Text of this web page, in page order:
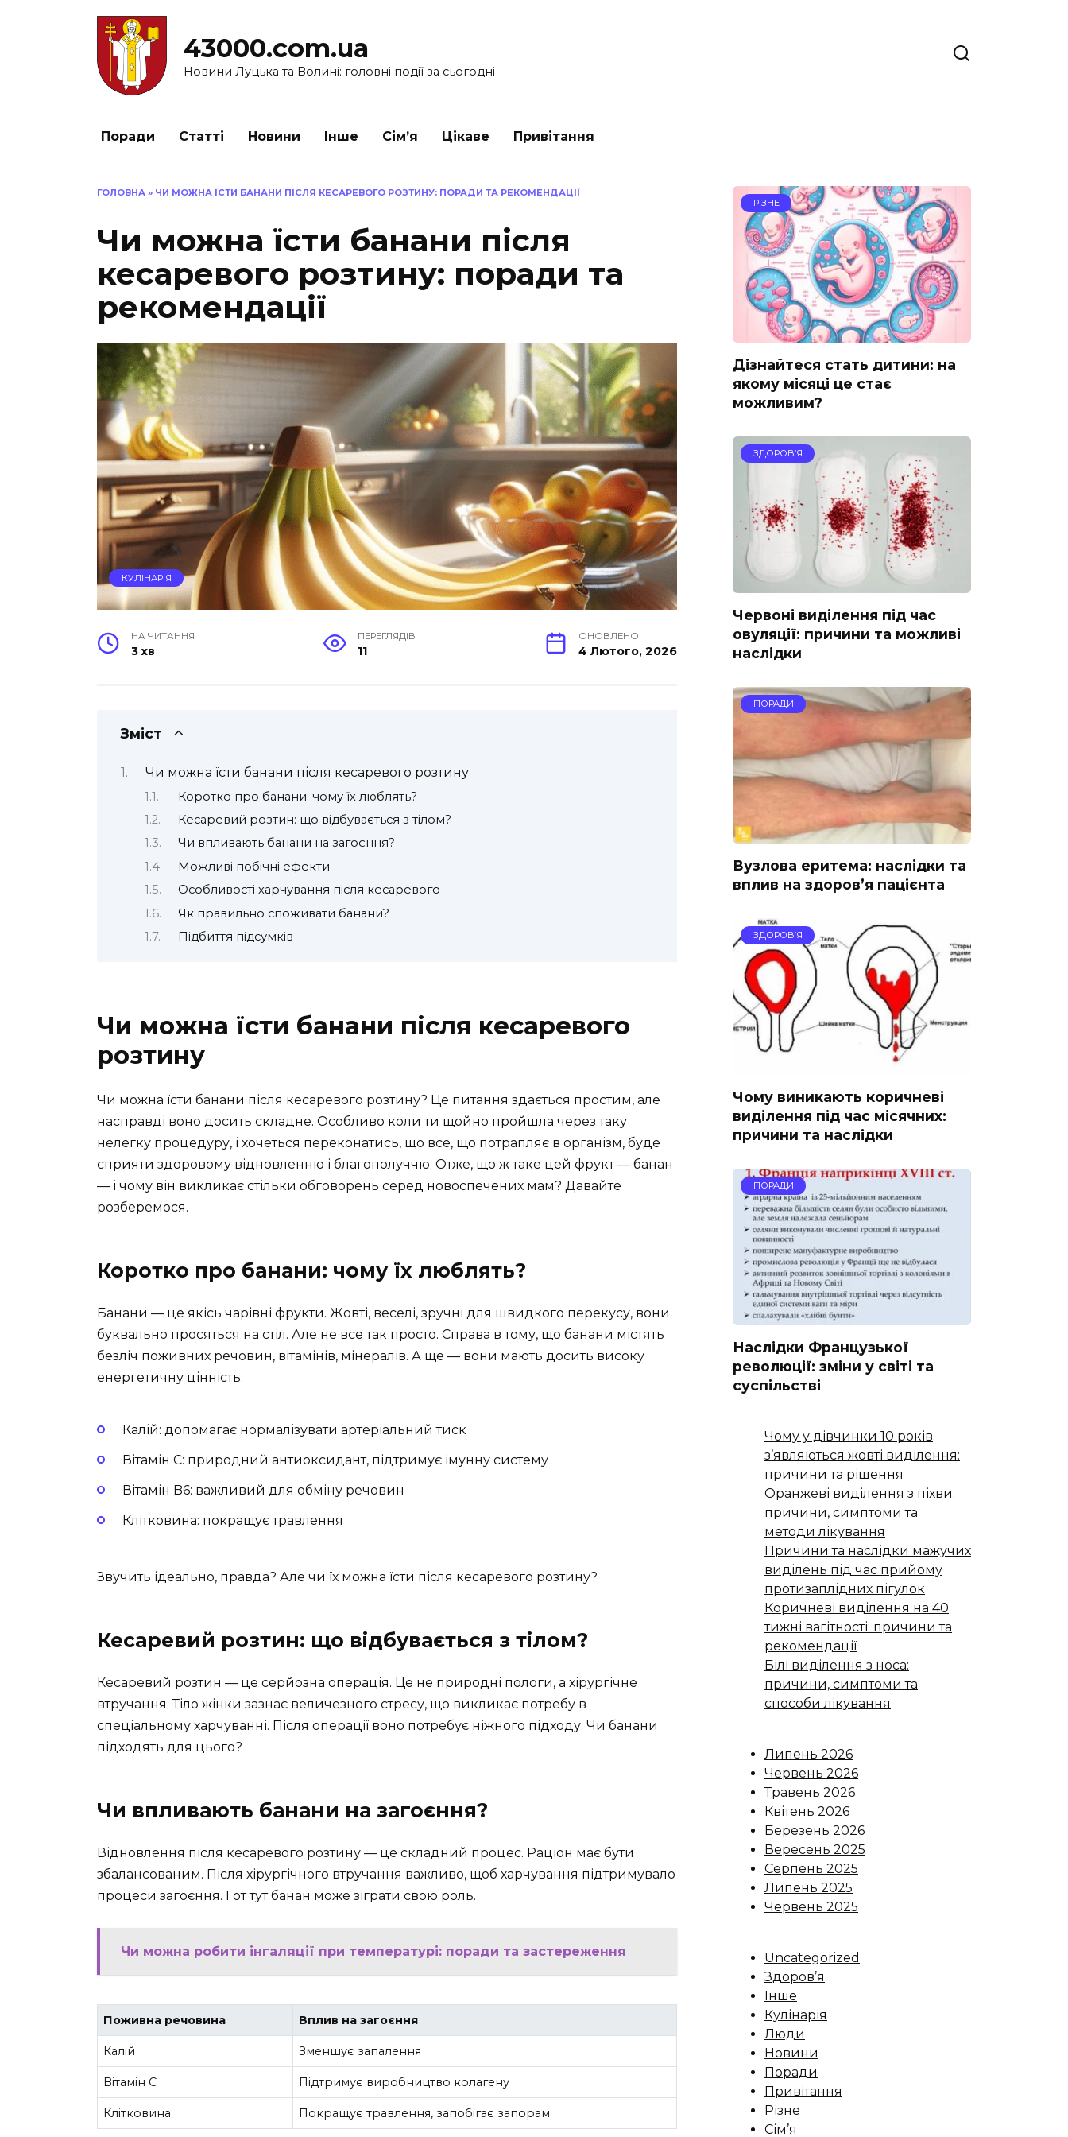
43000.com.ua
Новини Луцька та Волині: головні події за сьогодні
Поради Статті Новини Інше Сім’я Цікаве Привітання
ГОЛОВНА » ЧИ МОЖНА ЇСТИ БАНАНИ ПІСЛЯ КЕСАРЕВОГО РОЗТИНУ: ПОРАДИ ТА РЕКОМЕНДАЦІЇ
Чи можна їсти банани після
кесаревого розтину: поради та
рекомендації
КУЛІНАРІЯ
НА ЧИТАННЯ
3 хв
ПЕРЕГЛЯДІВ
11
ОНОВЛЕНО
4 Лютого, 2026
Зміст
Чи можна їсти банани після кесаревого розтину
Коротко про банани: чому їх люблять?
Кесаревий розтин: що відбувається з тілом?
Чи впливають банани на загоєння?
Можливі побічні ефекти
Особливості харчування після кесаревого
Як правильно споживати банани?
Підбиття підсумків
Чи можна їсти банани після кесаревого
розтину
Чи можна їсти банани після кесаревого розтину? Це питання здається простим, але
насправді воно досить складне. Особливо коли ти щойно пройшла через таку
нелегку процедуру, і хочеться переконатись, що все, що потрапляє в організм, буде
сприяти здоровому відновленню і благополуччю. Отже, що ж таке цей фрукт — банан
— і чому він викликає стільки обговорень серед новоспечених мам? Давайте
розберемося.
Коротко про банани: чому їх люблять?
Банани — це якісь чарівні фрукти. Жовті, веселі, зручні для швидкого перекусу, вони
буквально просяться на стіл. Але не все так просто. Справа в тому, що банани містять
безліч поживних речовин, вітамінів, мінералів. А ще — вони мають досить високу
енергетичну цінність.
Калій: допомагає нормалізувати артеріальний тиск
Вітамін С: природний антиоксидант, підтримує імунну систему
Вітамін B6: важливий для обміну речовин
Клітковина: покращує травлення
Звучить ідеально, правда? Але чи їх можна їсти після кесаревого розтину?
Кесаревий розтин: що відбувається з тілом?
Кесаревий розтин — це серйозна операція. Це не природні пологи, а хірургічне
втручання. Тіло жінки зазнає величезного стресу, що викликає потребу в
спеціальному харчуванні. Після операції воно потребує ніжного підходу. Чи банани
підходять для цього?
Чи впливають банани на загоєння?
Відновлення після кесаревого розтину — це складний процес. Раціон має бути
збалансованим. Після хірургічного втручання важливо, щоб харчування підтримувало
процеси загоєння. І от тут банан може зіграти свою роль.
Чи можна робити інгаляції при температурі: поради та застереження
Поживна речовина Вплив на загоєння
Калій Зменшує запалення
Вітамін C Підтримує виробництво колагену
Клітковина Покращує травлення, запобігає запорам
РІЗНЕ
Дізнайтеся стать дитини: на
якому місяці це стає
можливим?
ЗДОРОВ’Я
Червоні виділення під час
овуляції: причини та можливі
наслідки
ПОРАДИ
Вузлова еритема: наслідки та
вплив на здоров’я пацієнта
ЗДОРОВ’Я
Чому виникають коричневі
виділення під час місячних:
причини та наслідки
ПОРАДИ
Наслідки Французької
революції: зміни у світі та
суспільстві
Чому у дівчинки 10 років
з’являються жовті виділення:
причини та рішення
Оранжеві виділення з піхви:
причини, симптоми та
методи лікування
Причини та наслідки мажучих
виділень під час прийому
протизаплідних пігулок
Коричневі виділення на 40
тижні вагітності: причини та
рекомендації
Білі виділення з носа:
причини, симптоми та
способи лікування
Липень 2026
Червень 2026
Травень 2026
Квітень 2026
Березень 2026
Вересень 2025
Серпень 2025
Липень 2025
Червень 2025
Uncategorized
Здоров’я
Інше
Кулінарія
Люди
Новини
Поради
Привітання
Різне
Сім’я